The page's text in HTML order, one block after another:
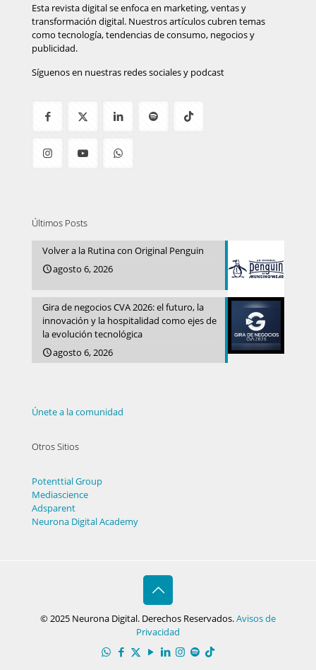
Esta revista digital se enfoca en marketing, ventas y
transformación digital. Nuestros artículos cubren temas
como tecnología, tendencias de consumo, negocios y
publicidad.
Síguenos en nuestras redes sociales y podcast
Últimos Posts
Volver a la Rutina con Original Penguin
agosto 6, 2026
Gira de negocios CVA 2026: el futuro, la
innovación y la hospitalidad como ejes de
la evolución tecnológica
agosto 6, 2026
Únete a la comunidad
Otros Sitios
Potenttial Group
Mediascience
Adsparent
Neurona Digital Academy
© 2025 Neurona Digital. Derechos Reservados.Avisos de
Privacidad